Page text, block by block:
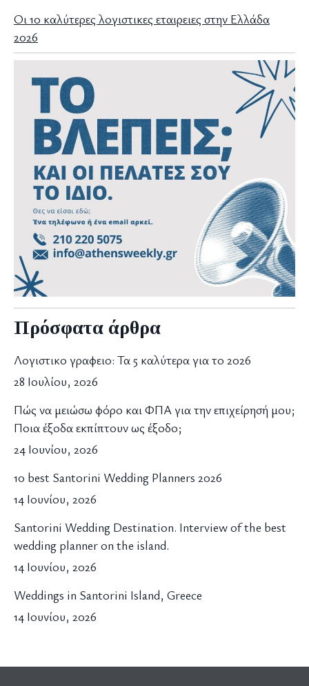
Οι 10 καλύτερες λογιστικες εταιρειες στην Ελλάδα
2026
Πρόσφατα άρθρα
Λογιστικο γραφειο: Τα 5 καλύτερα για το 2026
28 Ιουλίου, 2026
Πώς να μειώσω φόρο και ΦΠΑ για την επιχείρησή μου;
Ποια έξοδα εκπίπτουν ως έξοδο;
24 Ιουνίου, 2026
10 best Santorini Wedding Planners 2026
14 Ιουνίου, 2026
Santorini Wedding Destination. Interview of the best
wedding planner on the island.
14 Ιουνίου, 2026
Weddings in Santorini Island, Greece
14 Ιουνίου, 2026